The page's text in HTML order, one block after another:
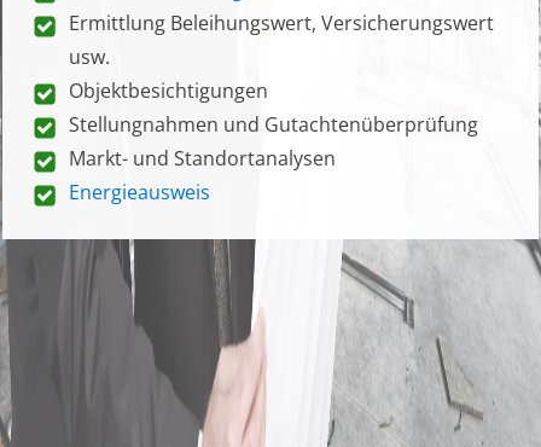
Ermittlung Beleihungswert, Versicherungswert
usw.
Objektbesichtigungen
Stellungnahmen und Gutachtenüberprüfung
Markt- und Standortanalysen
Energieausweis